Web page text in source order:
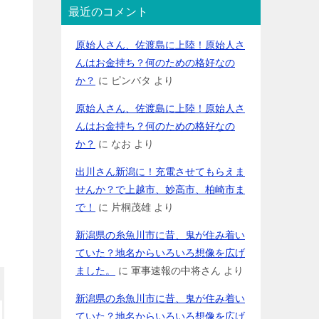
最近のコメント
原始人さん、佐渡島に上陸！原始人さ
んはお金持ち？何のための格好なの
か？ に ピンバタ より
原始人さん、佐渡島に上陸！原始人さ
んはお金持ち？何のための格好なの
か？ に なお より
出川さん新潟に！充電させてもらえま
せんか？で上越市、妙高市、柏崎市ま
で！
に 片桐茂雄 より
新潟県の糸魚川市に昔、鬼が住み着い
ていた？地名からいろいろ想像を広げ
ました。
に 軍事速報の中将さん より
新潟県の糸魚川市に昔、鬼が住み着い
ていた？地名からいろいろ想像を広げ